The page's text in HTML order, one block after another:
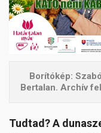
Borítókép:
Bertalan. Archív
Tudtad? A